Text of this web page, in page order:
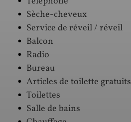
Sèche-cheveux
Service de réveil / réveil
Balcon
Radio
Bureau
Articles de toilette gratuits
Toilettes
Salle de bains